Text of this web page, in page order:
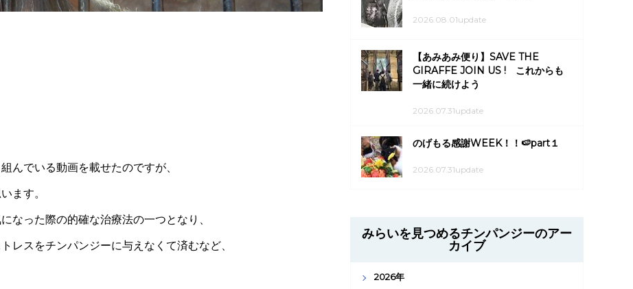
んでいる動画を載せたのですが、
ます。
なった際の的確な治療法の一つとなり、
レスをチンパンジーに与えなくて済むなど、
2026.08.01update
【あみあみ便り】SAVE THE
GIRAFFE JOIN US ! これからも
一緒に続けよう
2026.07.31update
のげもる感謝WEEK！！🍉part１
2026.07.31update
みらいを見つめるチンパンジーのアー
カイブ
2026年